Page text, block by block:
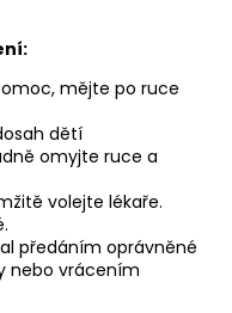
mějte po ruce
dětí
omyjte ruce a
volejte lékaře.
předáním oprávněné
nebo vrácením